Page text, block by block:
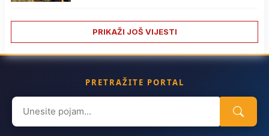
PRIKAŽI JOŠ VIJESTI
PRETRAŽITE PORTAL
Search
for: